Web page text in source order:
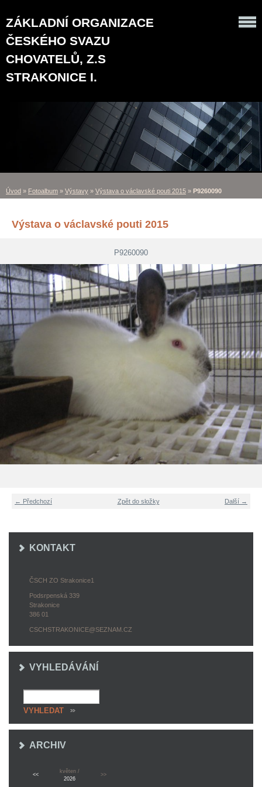
ZÁKLADNÍ ORGANIZACE
ČESKÉHO SVAZU
CHOVATELŮ, Z.S
STRAKONICE I.
Úvod » Fotoalbum » Výstavy » Výstava o václavské pouti 2015 » P9260090
Výstava o václavské pouti 2015
P9260090
← Předchozí Další →
Zpět do složky
KONTAKT
ČSCH ZO Strakonice1
Podsrpenská 339
Strakonice
386 01
CSCHSTRAKONICE@SEZNAM.CZ
VYHLEDÁVÁNÍ
ARCHIV
<<
květen /
2026
>>